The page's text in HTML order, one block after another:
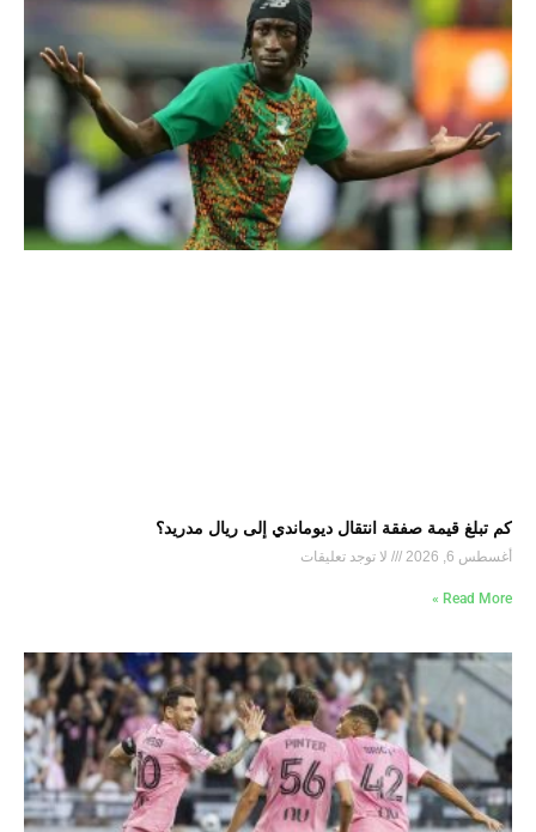
كم تبلغ قيمة صفقة انتقال ديوماندي إلى ريال مدريد؟
أغسطس 6, 2026 لا توجد تعليقات
Read More »